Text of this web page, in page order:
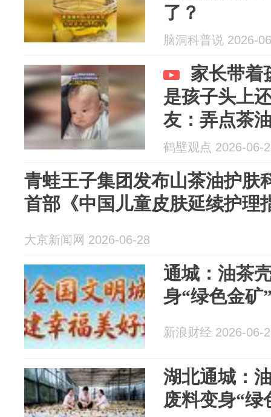
了？
脑洞科普说 2026-
家长带着
是孩子头上
友：弄点茶
时软化
鹤壁观点 2026-06-
青蛙王子集团发布山茶油护肤
首部《中国儿童皮肤延续护理
大京新闻网 2026-06-28
通城：油茶
身“绿色金矿
新浪财经 2026-06-
湖北通城：
废料变身“绿